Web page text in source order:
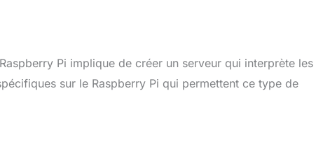
Pi implique de créer un serveur qui interprète les
sur le Raspberry Pi qui permettent ce type de